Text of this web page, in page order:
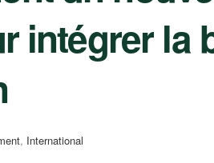
intégrer
, International